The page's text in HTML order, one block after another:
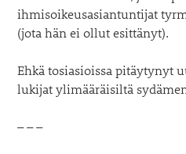
ihmisoikeusasiantuntijat
(jota hän ei ollut esittänyt).
Ehkä tosiasioissa pitäytynyt
lukijat ylimääräisiltä
– – –